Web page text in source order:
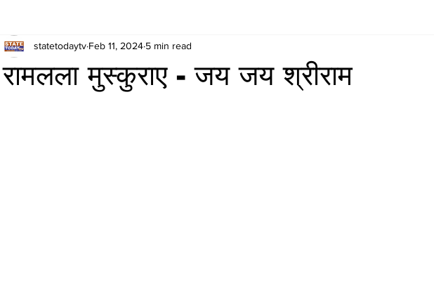
रामलला मुस्कुराए - जय जय श्रीराम
statetodaytv Feb 11, 2024 5 min read